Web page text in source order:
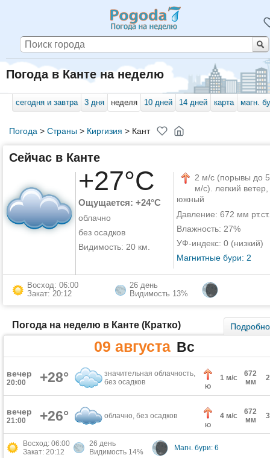
Погода в Канте на неделю
сегодня и завтра 3 дня неделя 10 дней 14 дней карта магн.
Погода > Страны> Киргизия > Кант
Сейчас в Канте
+27°C
Ощущается: +24°C
облачно
без осадков
Видимость: 20 км.
2 м/с (порывы до 5
м/с). легкий ветер,
южный
Давление: 672 мм рт.ст.
Влажность: 27%
УФ-индекс: 0 (низкий)
Магнитные бури: 2
Восход: 06:00
Закат: 20:12
26 день
Видимость 13%
Погода на неделю в Канте (Кратко) Подробно
09 августа Вс
вечер
20:00 +28°
значительная облачность,
без осадков
Ю
1 м/с
672
мм
вечер
21:00 +26° облачно, без осадков
Ю
4 м/с
672
мм
Восход: 06:00
Закат: 20:12
26 день
Видимость 14%
Магн. бури: 6